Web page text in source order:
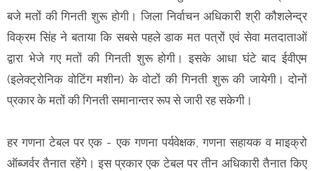
बजे मतों की गिनती शुरू होगी। जिला निर्वाचन अधिकारी श्री कौशलेन्द्र
विक्रम सिंह ने बताया कि सबसे पहले डाक मत पत्रों एवं सेवा मतदाताओं
द्वारा भेजे गए मतों की गिनती शुरू होगी। इसके आधा घंटे बाद ईवीएम
(इलेक्ट्रोनिक वोटिंग मशीन) के वोटों की गिनती शुरू की जायेगी। दोनों
प्रकार के मतों की गिनती समानान्तर रूप से जारी रह सकेगी।
हर गणना टेबल पर एक - एक गणना पर्यवेक्षक, गणना सहायक व माइक्रो
ऑब्जर्वर तैनात रहेंगे। इस प्रकार एक टेबल पर तीन अधिकारी तैनात किए